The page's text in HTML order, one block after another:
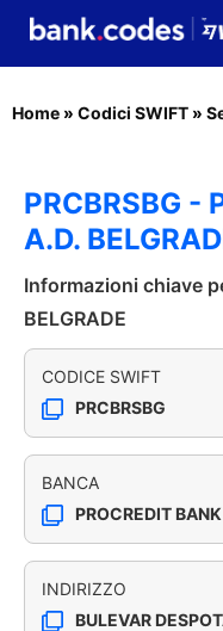
Home » Codici SWIFT »
PRCBRSBG -
A.D.
Informazioni chiave
BELGRADE
CODICE SWIFT
PRCBRSBG
BANCA
PROCREDIT
INDIRIZZO
BULEVAR